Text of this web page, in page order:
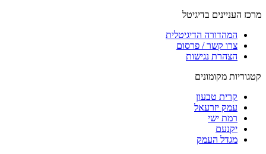
מרכז העניינים בדיגיטל
המהדורה הדיגיטלית
צרו קשר / פרסום
הצהרת נגישות
קטגוריות מקומונים
קרית טבעון
עמק יזרעאל
רמת ישי
יקנעם
מגדל העמק